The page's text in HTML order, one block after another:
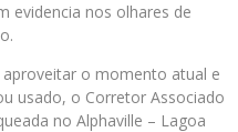
evidencia nos olhares de
o momento atual e
usado, o Corretor Associado
no Alphaville – Lagoa